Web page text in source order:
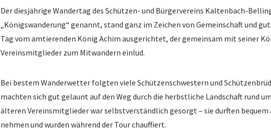
Der diesjährige Wandertag des Schützen- und Bürgervereins Kaltenbach-
„Königswanderung“ genannt, stand ganz im Zeichen von Gemeinschaft und
Tag vom amtierenden König Achim ausgerichtet, der gemeinsam mit seiner
Vereinsmitglieder zum Mitwandern einlud.
Bei bestem Wanderwetter folgten viele Schützenschwestern und
machten sich gut gelaunt auf den Weg durch die herbstliche Landschaft rund
älteren Vereinsmitglieder war selbstverständlich gesorgt – sie durften bequem
nehmen und wurden während der Tour chauffiert.